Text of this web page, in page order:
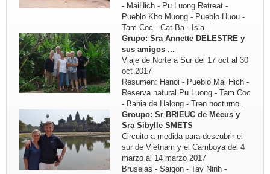
- MaiHich - Pu Luong Retreat -
Pueblo Kho Muong - Pueblo Huou -
Tam Coc - Cat Ba - Isla...
Grupo: Sra Annette DELESTRE y
sus amigos ...
Viaje de Norte a Sur del 17 oct al 30
oct 2017
Resumen: Hanoi - Pueblo Mai Hich -
Reserva natural Pu Luong - Tam Coc
- Bahia de Halong - Tren nocturno...
Groupo: Sr BRIEUC de Meeus y
Sra Sibylle SMETS
Circuito a medida para descubrir el
sur de Vietnam y el Camboya del 4
marzo al 14 marzo 2017
Bruselas - Saigon - Tay Ninh -